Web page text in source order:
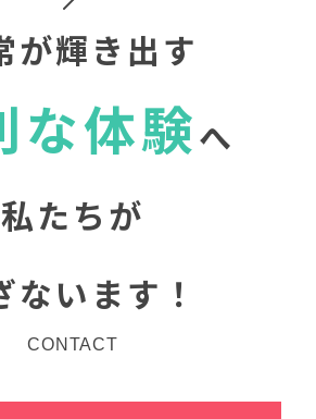
が輝き出す
な体験へ
私たちが
ないます！
CONTACT